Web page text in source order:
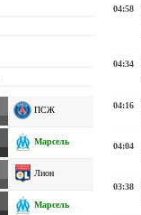
ПСЖ
Марсель
Лион
Марсель
04:58
04:34
04:16
04:04
03:38